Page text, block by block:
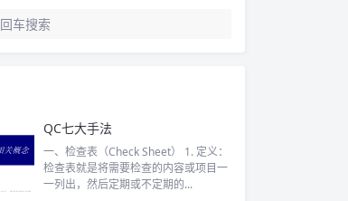
QC七大手法
一、检查表（Check Sheet） 1. 定义：
检查表就是将需要检查的内容或项目一
一列出，然后定期或不定期的...